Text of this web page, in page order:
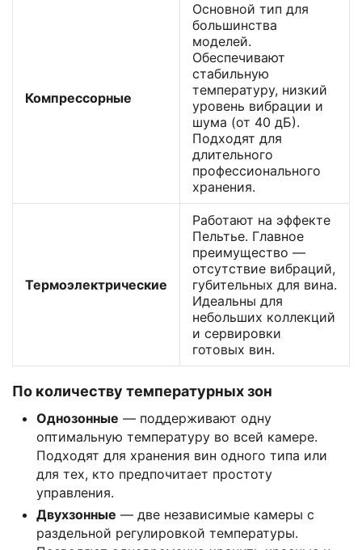
Компрессорные
Основной тип для
большинства
моделей.
Обеспечивают
стабильную
температуру, низкий
уровень вибрации и
шума (от 40 дБ).
Подходят для
длительного
профессионального
хранения.
Термоэлектрические
Работают на эффекте
Пельтье. Главное
преимущество —
отсутствие вибраций,
губительных для вина.
Идеальны для
небольших коллекций
и сервировки
готовых вин.
По количеству температурных зон
Однозонные — поддерживают одну
оптимальную температуру во всей камере.
Подходят для хранения вин одного типа или
для тех, кто предпочитает простоту
управления.
Двухзонные — две независимые камеры с
раздельной регулировкой температуры.